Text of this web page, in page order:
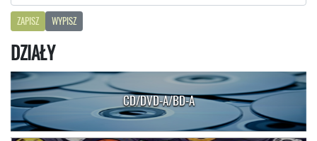
ZAPISZ WYPISZ
DZIAŁY
CD/DVD-A/BD-A